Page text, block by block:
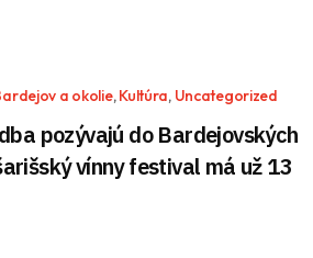
a okolie,Kultúra, Uncategorized
pozývajú do Bardejovských
vínny festival má už 13